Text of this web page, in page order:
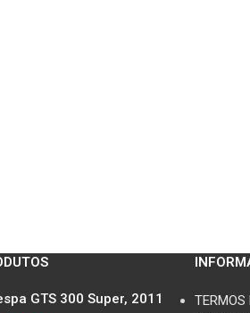
GTS 300 Super, 2011
TERMOS